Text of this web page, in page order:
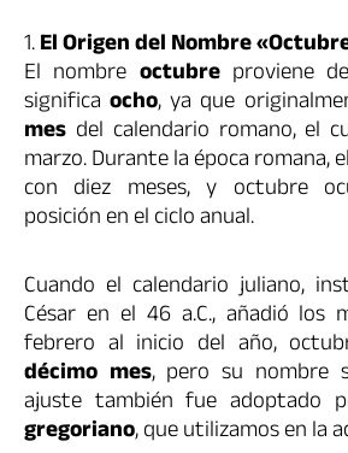
1.El Origen del Nombre
El nombre octubreproviene
significaocho, ya que
mes del calendario romano, el
marzo. Durante la época romana,
con diez meses, y octubre
posición en el ciclo anual.
Cuando el calendario juliano,
César en el 46 a.C., añadió los
febrero al inicio del año,
décimo mes, pero su nombre
ajuste también fue adoptado
gregoriano, que utilizamos en la